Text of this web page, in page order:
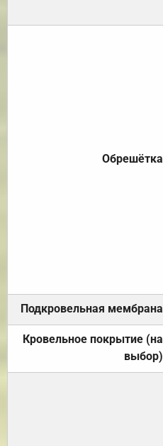
Обрешётка
Подкровельная мембрана
Кровельное покрытие (на
выбор)